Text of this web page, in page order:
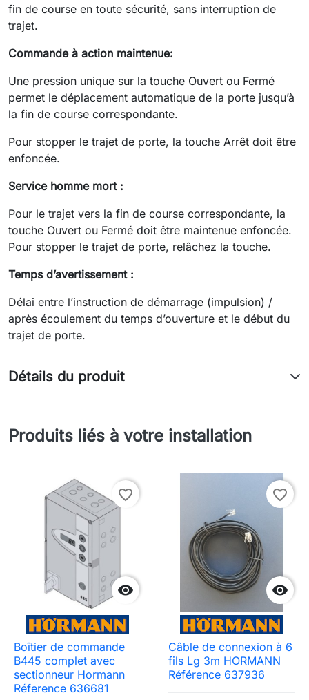
fin de course en toute sécurité, sans interruption de
trajet.
Commande à action maintenue:
Une pression unique sur la touche Ouvert ou Fermé
permet le déplacement automatique de la porte jusqu’à
la fin de course correspondante.
Pour stopper le trajet de porte, la touche Arrêt doit être
enfoncée.
Service homme mort :
Pour le trajet vers la fin de course correspondante, la
touche Ouvert ou Fermé doit être maintenue enfoncée.
Pour stopper le trajet de porte, relâchez la touche.
Temps d’avertissement :
Délai entre l’instruction de démarrage (impulsion) /
après écoulement du temps d’ouverture et le début du
trajet de porte.
Détails du produit
Produits liés à votre installation

favorite_border
Boîtier de commande
B445 complet avec
sectionneur Hormann
Réference 636681

favorite_border
Câble de connexion à 6
fils Lg 3m HORMANN
Référence 637936